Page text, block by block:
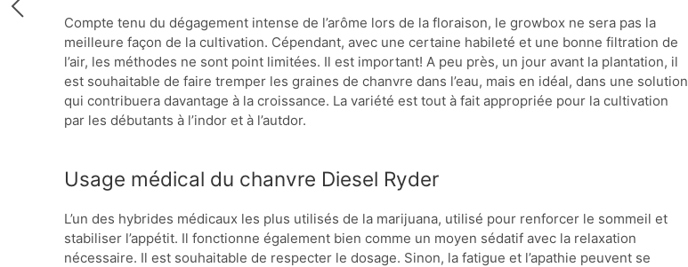
Compte tenu du dégagement intense de l’arôme lors de la floraison, le growbox ne sera pas la
meilleure façon de la cultivation. Cépendant, avec une certaine habileté et une bonne filtration de
l’air, les méthodes ne sont point limitées. Il est important! A peu près, un jour avant la plantation, il
est souhaitable de faire tremper les graines de chanvre dans l’eau, mais en idéal, dans une solution
qui contribuera davantage à la croissance. La variété est tout à fait appropriée pour la cultivation
par les débutants à l’indor et à l’autdor.
Usage médical du chanvre Diesel Ryder
L’un des hybrides médicaux les plus utilisés de la marijuana, utilisé pour renforcer le sommeil et
stabiliser l’appétit. Il fonctionne également bien comme un moyen sédatif avec la relaxation
nécessaire. Il est souhaitable de respecter le dosage. Sinon, la fatigue et l’apathie peuvent se